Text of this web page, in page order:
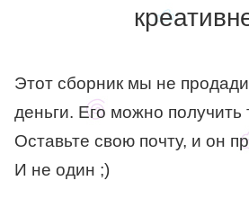
Этот сборник мы не
деньги. Его можно получить
Оставьте свою почту, и он
И не один ;)